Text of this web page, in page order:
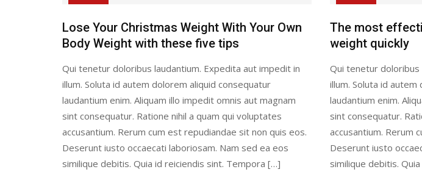
Lose Your Christmas Weight With Your Own
Body Weight with these five tips
Qui tenetur doloribus laudantium. Expedita aut impedit in
illum. Soluta id autem dolorem aliquid consequatur
laudantium enim. Aliquam illo impedit omnis aut magnam
sint consequatur. Ratione nihil a quam qui voluptates
accusantium. Rerum cum est repudiandae sit non quis eos.
Deserunt iusto occaecati laboriosam. Nam sed ea eos
similique debitis. Quia id reiciendis sint. Tempora […]
The most
weight quickly
Qui tenetur doloribus
illum. Soluta id
laudantium enim.
sint consequatur.
accusantium. Rerum
Deserunt iusto
similique debitis.